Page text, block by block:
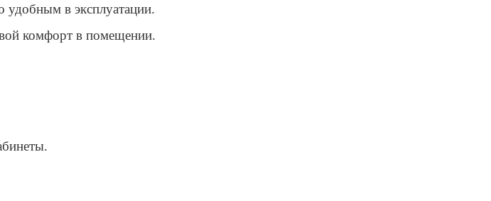
удобным в эксплуатации.
комфорт в помещении.